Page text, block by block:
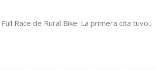
Race de Rural Bike. La primera cita tuvo...